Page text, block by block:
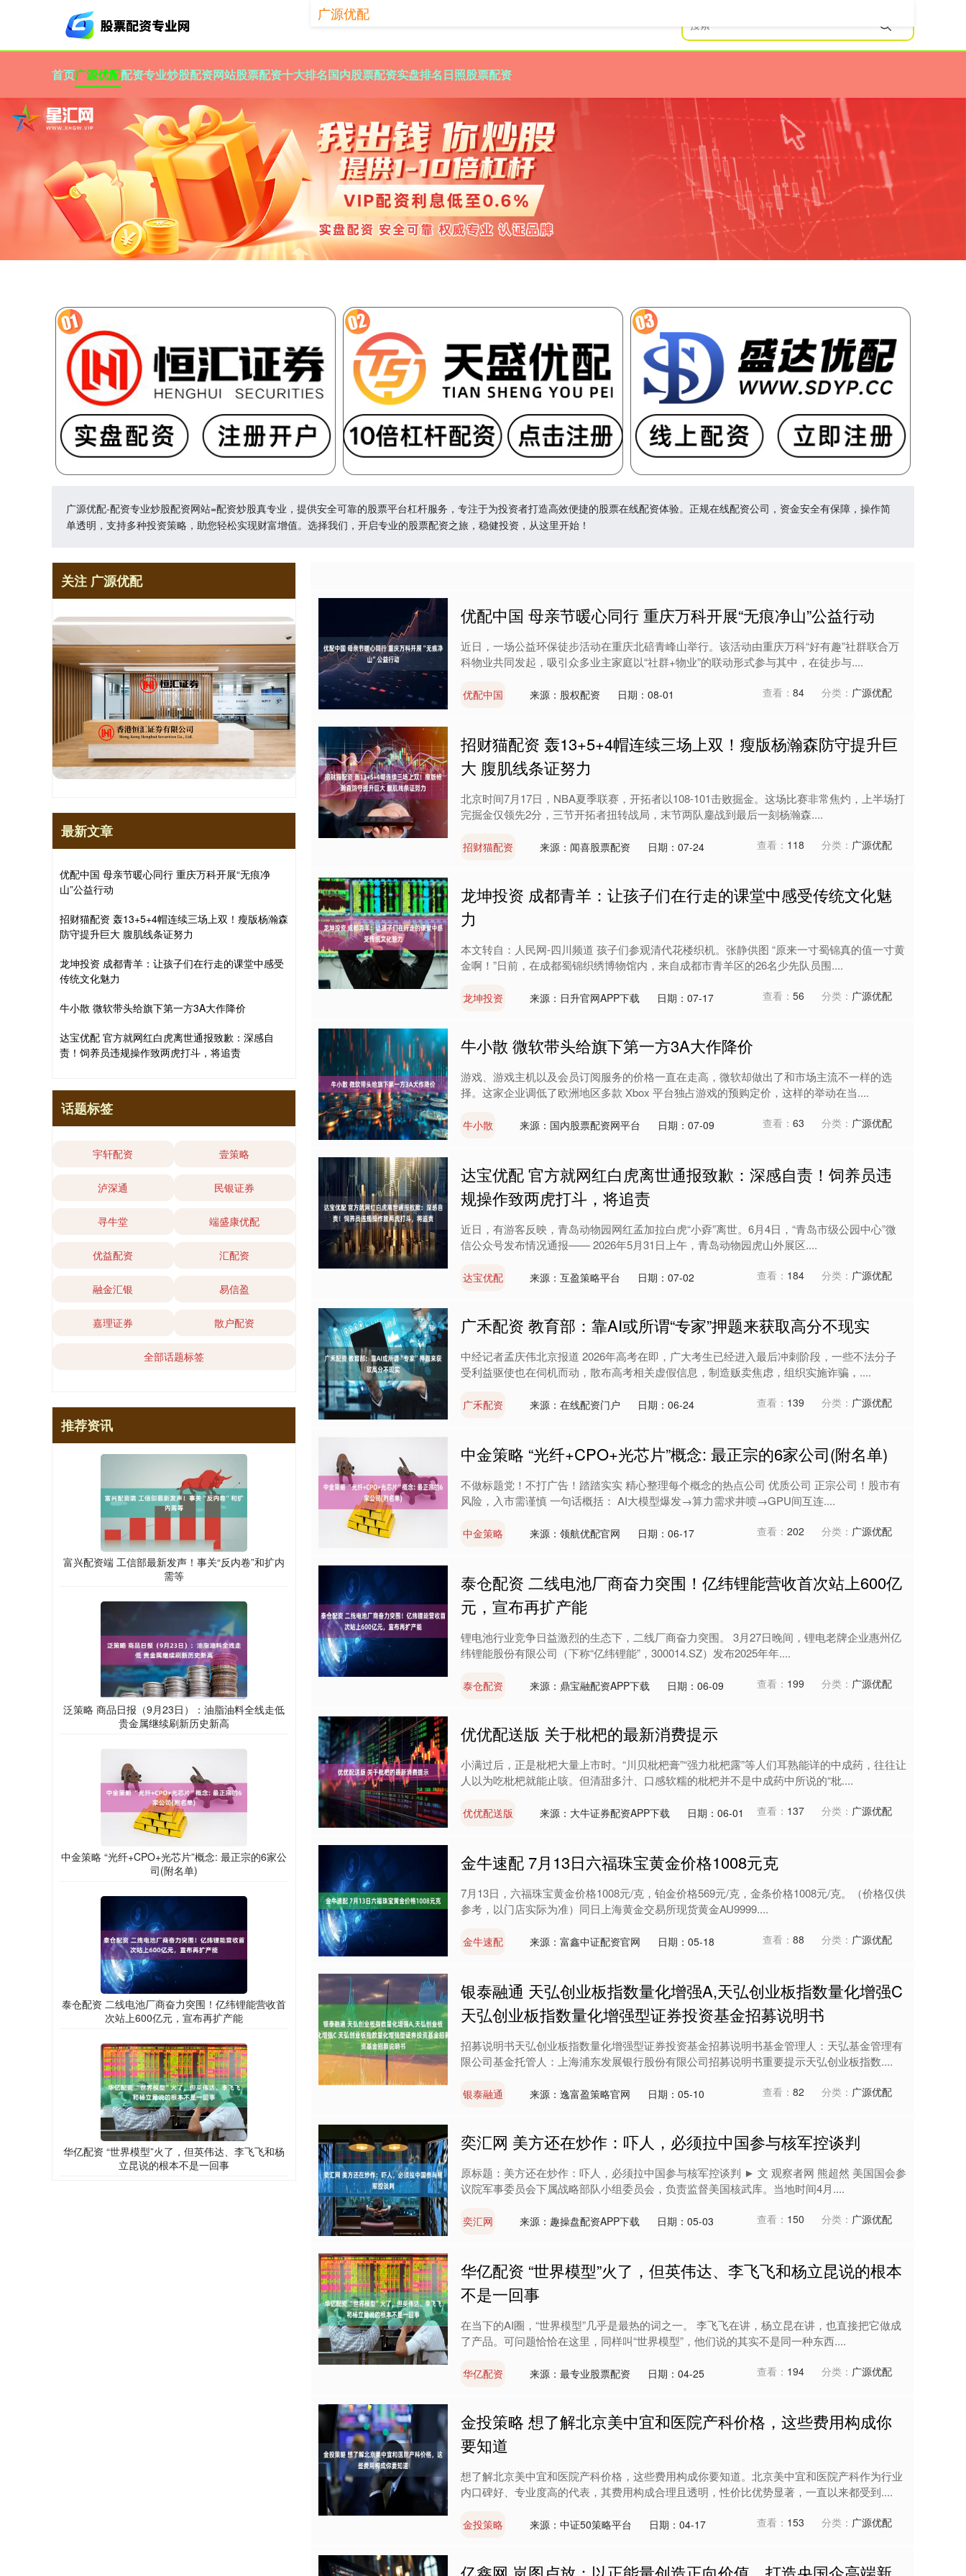
首页广源优配配资专业炒股配资网站股票配资十大排名国内股票配资实盘排名日照股票配资
广源优配-配资专业炒股配资网站=配资炒股真专业，提供安全可靠的股票平台杠杆服务，专注于为投资者打造高效便捷的股票在线配资体验。正规在线配资公司，资金安全有保障，操作简
单透明，支持多种投资策略，助您轻松实现财富增值。选择我们，开启专业的股票配资之旅，稳健投资，从这里开始！
广源优配
优配中国 母亲节暖心同行 重庆万科开展“无痕净山”公益行动
近日，一场公益环保徒步活动在重庆北碚青峰山举行。该活动由重庆万科“好有趣”社群联合万
科物业共同发起，吸引众多业主家庭以“社群+物业”的联动形式参与其中，在徒步与....
优配中国 来源：股权配资 日期：08-01 查看： 84 分类： 广源优配
招财猫配资 轰13+5+4帽连续三场上双！瘦版杨瀚森防守提升巨
大 腹肌线条证努力
北京时间7月17日，NBA夏季联赛，开拓者以108-101击败掘金。这场比赛非常焦灼，上半场打
完掘金仅领先2分，三节开拓者扭转战局，末节两队鏖战到最后一刻杨瀚森....
招财猫配资 来源：闻喜股票配资 日期：07-24 查看： 118 分类： 广源优配
龙坤投资 成都青羊：让孩子们在行走的课堂中感受传统文化魅
力
本文转自：人民网-四川频道 孩子们参观清代花楼织机。张静供图 “原来一寸蜀锦真的值一寸黄
金啊！”日前，在成都蜀锦织绣博物馆内，来自成都市青羊区的26名少先队员围....
龙坤投资 来源：日升官网APP下载 日期：07-17 查看： 56 分类： 广源优配
牛小散 微软带头给旗下第一方3A大作降价
游戏、游戏主机以及会员订阅服务的价格一直在走高，微软却做出了和市场主流不一样的选
择。这家企业调低了欧洲地区多款 Xbox 平台独占游戏的预购定价，这样的举动在当....
牛小散 来源：国内股票配资网平台 日期：07-09 查看： 63 分类： 广源优配
达宝优配 官方就网红白虎离世通报致歉：深感自责！饲养员违
规操作致两虎打斗，将追责
近日，有游客反映，青岛动物园网红孟加拉白虎“小孬”离世。6月4日，“青岛市级公园中心”微
信公众号发布情况通报—— 2026年5月31日上午，青岛动物园虎山外展区....
达宝优配 来源：互盈策略平台 日期：07-02 查看： 184 分类： 广源优配
广禾配资 教育部：靠AI或所谓“专家”押题来获取高分不现实
中经记者孟庆伟北京报道 2026年高考在即，广大考生已经进入最后冲刺阶段，一些不法分子
受利益驱使也在伺机而动，散布高考相关虚假信息，制造贩卖焦虑，组织实施诈骗，....
广禾配资 来源：在线配资门户 日期：06-24 查看： 139 分类： 广源优配
中金策略 “光纤+CPO+光芯片”概念: 最正宗的6家公司(附名单)
不做标题党！不打广告！踏踏实实 精心整理每个概念的热点公司 优质公司 正宗公司！股市有
风险，入市需谨慎 一句话概括： AI大模型爆发→算力需求井喷→GPU间互连....
中金策略 来源：领航优配官网 日期：06-17 查看： 202 分类： 广源优配
泰仓配资 二线电池厂商奋力突围！亿纬锂能营收首次站上600亿
元，宣布再扩产能
锂电池行业竞争日益激烈的生态下，二线厂商奋力突围。 3月27日晚间，锂电老牌企业惠州亿
纬锂能股份有限公司（下称“亿纬锂能”，300014.SZ）发布2025年年....
泰仓配资 来源：鼎宝融配资APP下载 日期：06-09 查看： 199 分类： 广源优配
优优配送版 关于枇杷的最新消费提示
小满过后，正是枇杷大量上市时。“川贝枇杷膏”“强力枇杷露”等人们耳熟能详的中成药，往往让
人以为吃枇杷就能止咳。但清甜多汁、口感软糯的枇杷并不是中成药中所说的“枇....
优优配送版 来源：大牛证券配资APP下载 日期：06-01 查看： 137 分类： 广源优配
金牛速配 7月13日六福珠宝黄金价格1008元克
7月13日，六福珠宝黄金价格1008元/克，铂金价格569元/克，金条价格1008元/克。（价格仅供
参考，以门店实际为准）同日上海黄金交易所现货黄金AU9999....
金牛速配 来源：富鑫中证配资官网 日期：05-18 查看： 88 分类： 广源优配
银泰融通 天弘创业板指数量化增强A,天弘创业板指数量化增强C
天弘创业板指数量化增强型证券投资基金招募说明书
招募说明书天弘创业板指数量化增强型证券投资基金招募说明书基金管理人：天弘基金管理有
限公司基金托管人：上海浦东发展银行股份有限公司招募说明书重要提示天弘创业板指数....
银泰融通 来源：逸富盈策略官网 日期：05-10 查看： 82 分类： 广源优配
奕汇网 美方还在炒作：吓人，必须拉中国参与核军控谈判
原标题：美方还在炒作：吓人，必须拉中国参与核军控谈判 ► 文 观察者网 熊超然 美国国会参
议院军事委员会下属战略部队小组委员会，负责监督美国核武库。当地时间4月....
奕汇网 来源：趣操盘配资APP下载 日期：05-03 查看： 150 分类： 广源优配
华亿配资 “世界模型”火了，但英伟达、李飞飞和杨立昆说的根本
不是一回事
在当下的AI圈，“世界模型”几乎是最热的词之一。 李飞飞在讲，杨立昆在讲，也直接把它做成
了产品。可问题恰恰在这里，同样叫“世界模型”，他们说的其实不是同一种东西....
华亿配资 来源：最专业股票配资 日期：04-25 查看： 194 分类： 广源优配
金投策略 想了解北京美中宜和医院产科价格，这些费用构成你
要知道
想了解北京美中宜和医院产科价格，这些费用构成你要知道。北京美中宜和医院产科作为行业
内口碑好、专业度高的代表，其费用构成合理且透明，性价比优势显著，一直以来都受到....
金投策略 来源：中证50策略平台 日期：04-17 查看： 153 分类： 广源优配
关注 广源优配
最新文章
优配中国 母亲节暖心同行 重庆万科开展“无痕净
山”公益行动
招财猫配资 轰13+5+4帽连续三场上双！瘦版杨瀚森
防守提升巨大 腹肌线条证努力
龙坤投资 成都青羊：让孩子们在行走的课堂中感受
传统文化魅力
牛小散 微软带头给旗下第一方3A大作降价
达宝优配 官方就网红白虎离世通报致歉：深感自
责！饲养员违规操作致两虎打斗，将追责
话题标签
宇轩配资 壹策略
泸深通 民银证券
寻牛堂 端盛康优配
优益配资 汇配资
融金汇银 易信盈
嘉理证券 散户配资
全部话题标签
推荐资讯
富兴配资端 工信部最新发声！事关“反内卷”和扩内
需等
泛策略 商品日报（9月23日）：油脂油料全线走低
贵金属继续刷新历史新高
中金策略 “光纤+CPO+光芯片”概念: 最正宗的6家公
司(附名单)
泰仓配资 二线电池厂商奋力突围！亿纬锂能营收首
次站上600亿元，宣布再扩产能
华亿配资 “世界模型”火了，但英伟达、李飞飞和杨
立昆说的根本不是一回事